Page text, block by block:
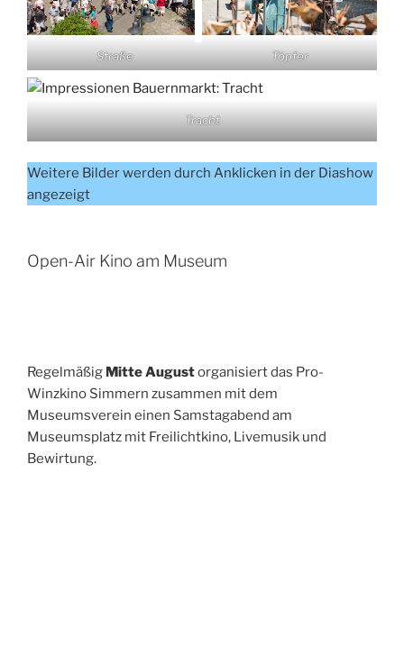
Straße Töpfer
Tracht
Weitere Bilder werden durch Anklicken in der Diashow
angezeigt
Open-Air Kino am Museum
Regelmäßig Mitte Augustorganisiert das Pro-
Winzkino Simmern zusammen mit dem
Museumsverein einen Samstagabend am
Museumsplatz mit Freilichtkino, Livemusik und
Bewirtung.